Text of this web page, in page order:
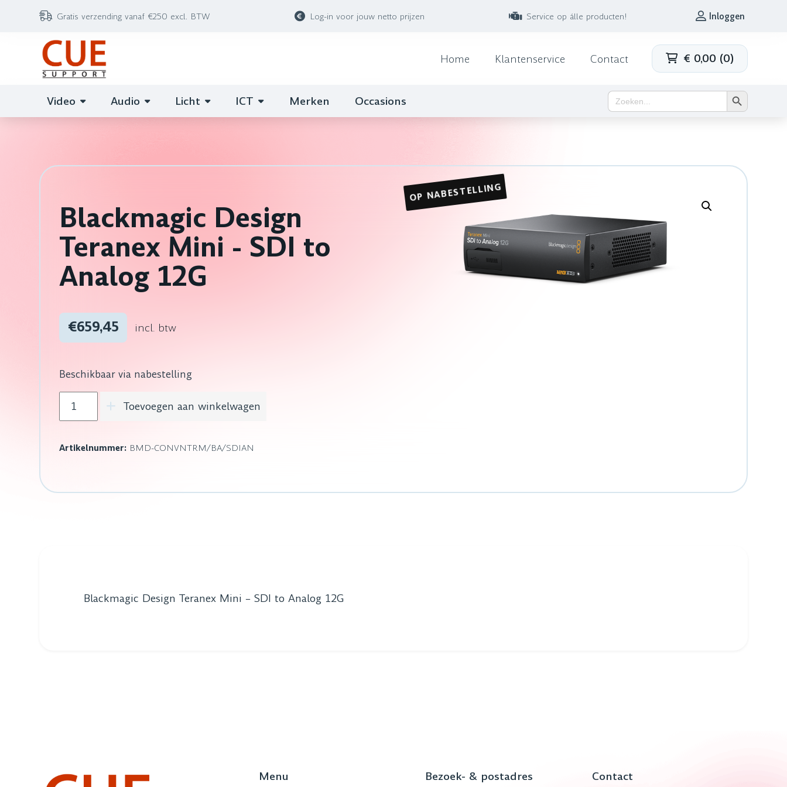
Gratis verzending vanaf €250 excl. BTW Log-in voor jouw netto prijzen Service op álle producten! Inloggen
Home Klantenservice Contact € 0,00 (0)
Video Audio Licht ICT Merken Occasions Zoek
naar:
Zoekknop
Blackmagic Design
Teranex Mini - SDI to
Analog 12G
€659,45 incl. btw
Beschikbaar via nabestelling
Blackmagic Design Teranex Mini - SDI to Analog 12G aantal
Toevoegen aan winkelwagen
Artikelnummer: BMD-CONVNTRM/BA/SDIAN
OP NABESTELLING
Blackmagic Design Teranex Mini – SDI to Analog 12G
Menu Bezoek- & postadres Contact